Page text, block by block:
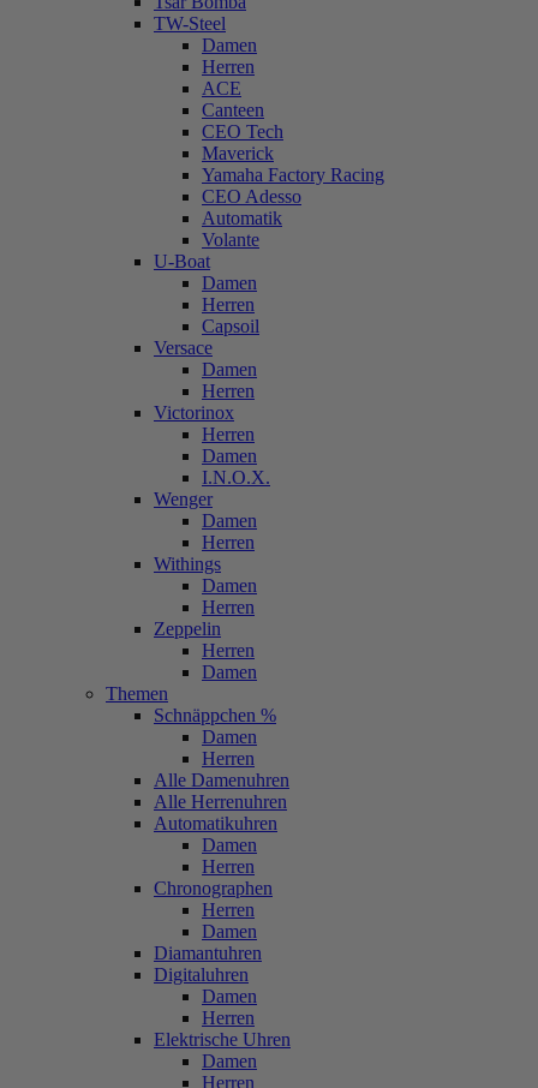
TW-Steel
Damen
Herren
ACE
Canteen
CEO Tech
Maverick
Yamaha Factory Racing
CEO Adesso
Automatik
Volante
U-Boat
Damen
Herren
Capsoil
Versace
Damen
Herren
Victorinox
Herren
Damen
I.N.O.X.
Wenger
Damen
Herren
Withings
Damen
Herren
Zeppelin
Herren
Damen
Themen
Schnäppchen %
Damen
Herren
Alle Damenuhren
Alle Herrenuhren
Automatikuhren
Damen
Herren
Chronographen
Herren
Damen
Diamantuhren
Digitaluhren
Damen
Herren
Elektrische Uhren
Damen
Herren